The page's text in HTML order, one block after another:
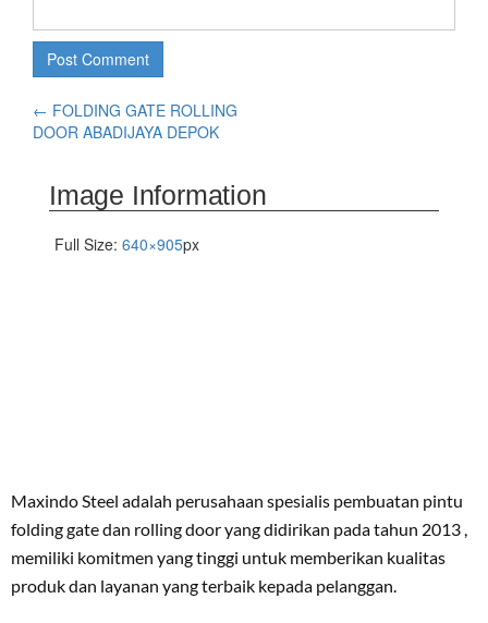
← FOLDING GATE ROLLING
DOOR ABADIJAYA DEPOK
Image Information
Full Size: 640×905px
Maxindo Steel adalah perusahaan spesialis pembuatan pintu
folding gate dan rolling door yang didirikan pada tahun 2013 ,
memiliki komitmen yang tinggi untuk memberikan kualitas
produk dan layanan yang terbaik kepada pelanggan.